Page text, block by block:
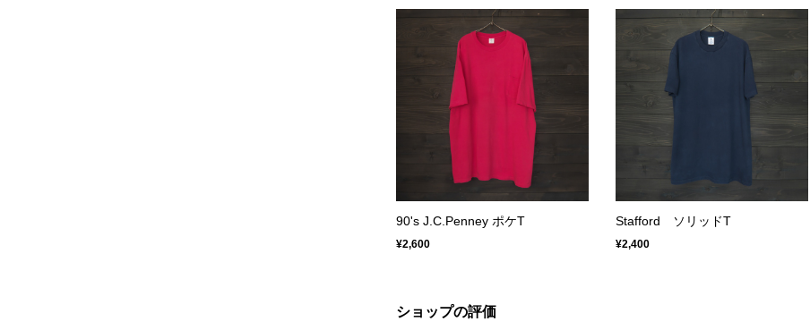
90's J.C.Penney ポケT
¥2,600
Stafford ソリッドT
¥2,400
ショップの評価